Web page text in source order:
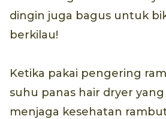
dingin juga bagus untuk
berkilau!
Ketika pakai pengering
suhu panas hair dryer
menjaga kesehatan